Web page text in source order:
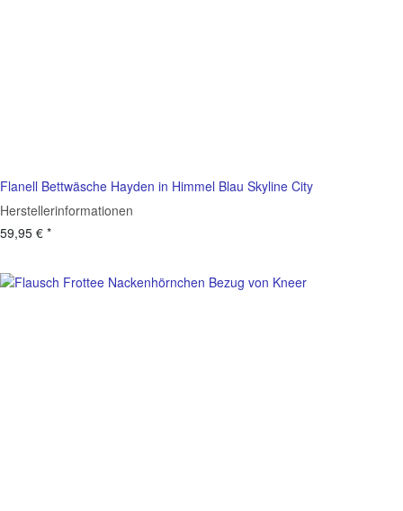
Flanell Bettwäsche Hayden in Himmel Blau Skyline City
Herstellerinformationen
59,95 € *